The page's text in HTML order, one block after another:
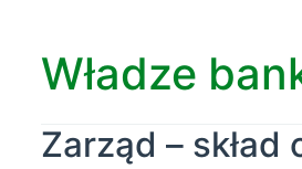
Władze
Zarząd – skład